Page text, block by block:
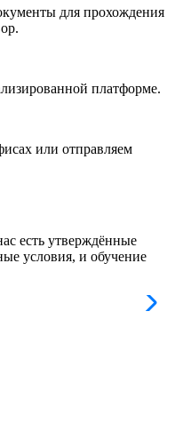
для прохождения
платформе.
или отправляем
есть утверждённые
условия, и обучение